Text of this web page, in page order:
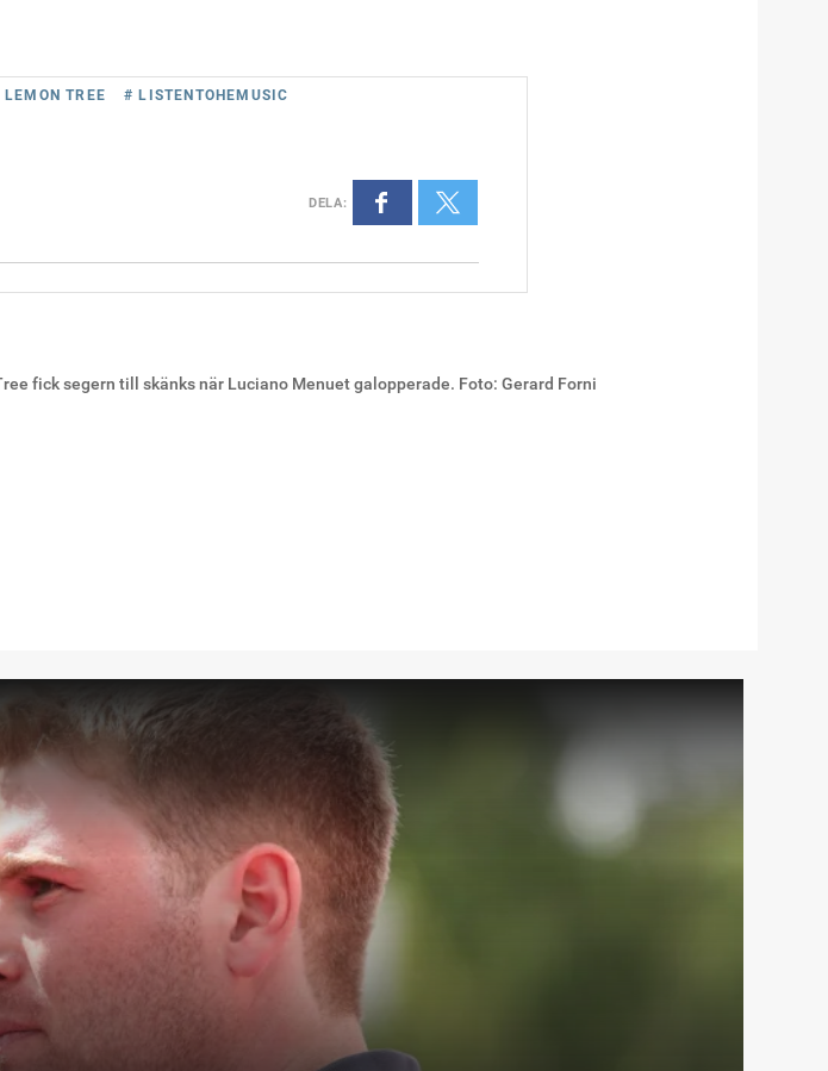
fick segern till skänks när Luciano Menuet galopperade. Foto: Gerard Forni
LEMON TREE # LISTENTOHEMUSIC
DELA: